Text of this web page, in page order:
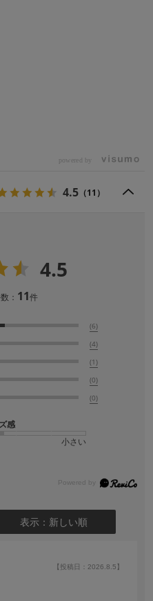
powered by
4.5 （11）
4.5
： 11件
(6)
(4)
(1)
(0)
(0)
感
小さい
表示：新しい順
【投稿日：2026.8.5】